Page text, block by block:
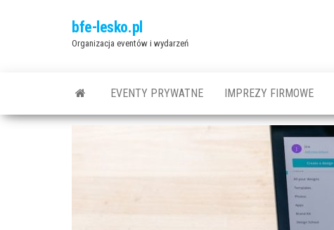
bfe-lesko.pl
Organizacja eventów i wydarzeń
EVENTY PRYWATNE IMPREZY FIRMOWE